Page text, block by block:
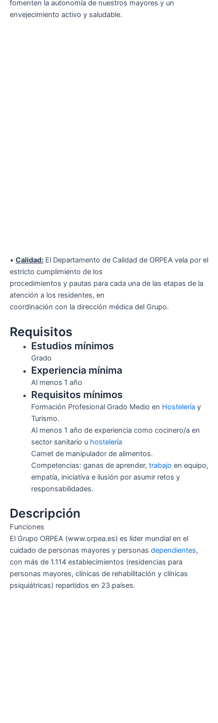
fomenten la autonomía de nuestros mayores y un
envejecimiento activo y saludable.
• Calidad: El Departamento de Calidad de ORPEA vela por el
estricto cumplimiento de los
procedimientos y pautas para cada una de las etapas de la
atención a los residentes, en
coordinación con la dirección médica del Grupo.
Requisitos
Estudios mínimos
Grado
Experiencia mínima
Al menos 1 año
Requisitos mínimos
Formación Profesional Grado Medio en Hostelería y
Turismo.
Al menos 1 año de experiencia como cocinero/a en
sector sanitario u hostelería
Carnet de manipulador de alimentos.
Competencias: ganas de aprender, trabajo en equipo,
empatía, iniciativa e ilusión por asumir retos y
responsabilidades.
Descripción
Funciones
El Grupo ORPEA (www.orpea.es) es líder mundial en el
cuidado de personas mayores y personas dependientes,
con más de 1.114 establecimientos (residencias para
personas mayores, clínicas de rehabilitación y clínicas
psiquiátricas) repartidos en 23 países.